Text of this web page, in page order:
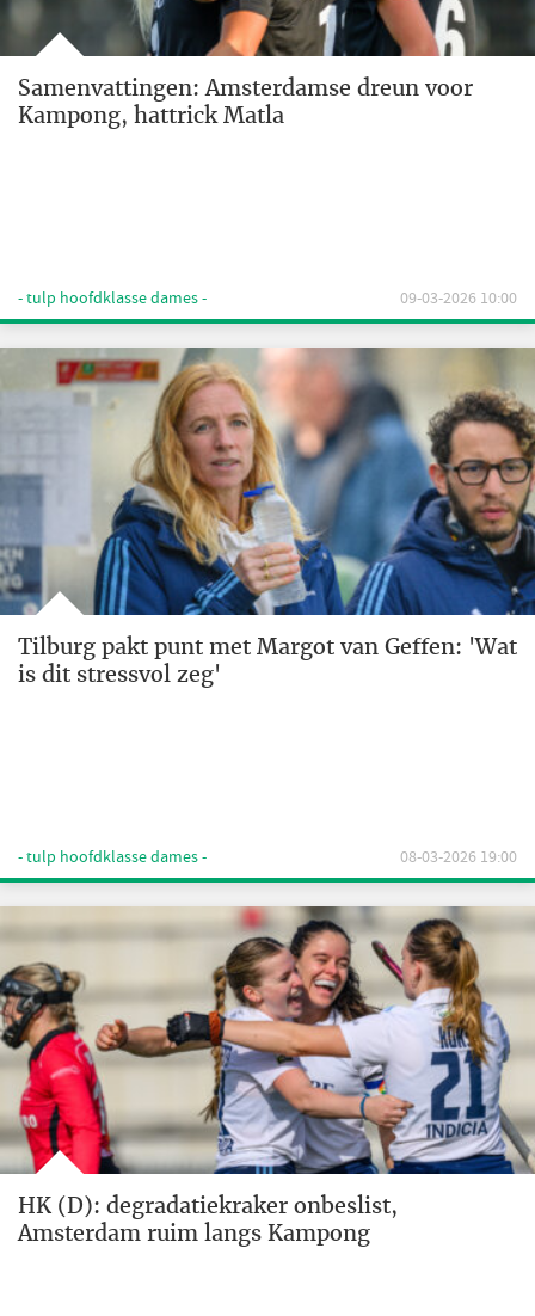
Samenvattingen: Amsterdamse dreun voor
Kampong, hattrick Matla
- tulp hoofdklasse dames - 09-03-2026 10:00
Tilburg pakt punt met Margot van Geffen: 'Wat
is dit stressvol zeg'
- tulp hoofdklasse dames - 08-03-2026 19:00
HK (D): degradatiekraker onbeslist,
Amsterdam ruim langs Kampong